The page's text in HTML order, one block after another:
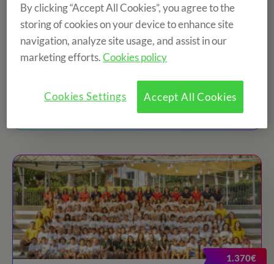
15 días, del 09 Ago al 23 Ago
Prades
Edad: de 13 a 17 años
VER CAMPAMENTO
1.370€
By clicking “Accept All Cookies”, you agree to the
storing of cookies on your device to enhance site
navigation, analyze site usage, and assist in our
marketing efforts.Cookies policy
Accept All Cookies
Cookies Settings